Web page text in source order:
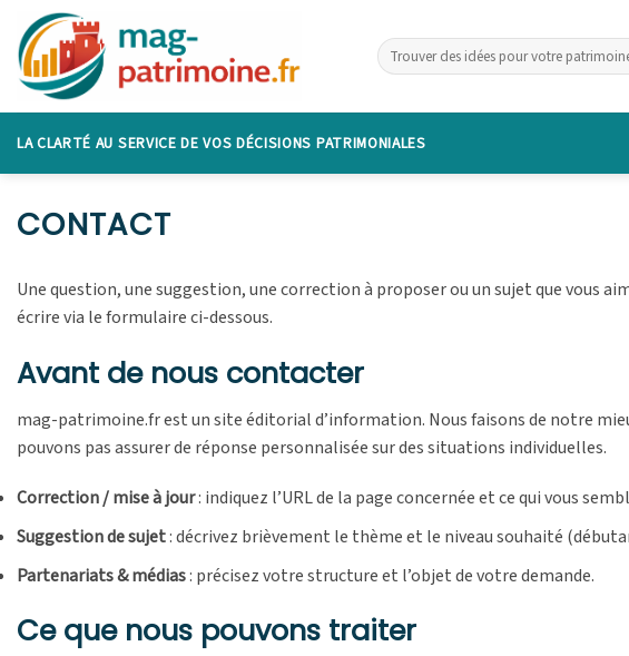
content
LA CLARTÉ AU SERVICE DE VOS DÉCISIONS PATRIMONIALES
CONTACT
Une question, une suggestion, une correction à proposer ou un sujet que vous
écrire via le formulaire ci-dessous.
Avant de nous contacter
mag-patrimoine.fr est un site éditorial d’information. Nous faisons de notre
pouvons pas assurer de réponse personnalisée sur des situations individuelles.
Correction / mise à jour: indiquez l’URL de la page concernée et ce qui vous
Suggestion de sujet: décrivez brièvement le thème et le niveau souhaité
Partenariats & médias: précisez votre structure et l’objet de votre demande.
Ce que nous pouvons traiter